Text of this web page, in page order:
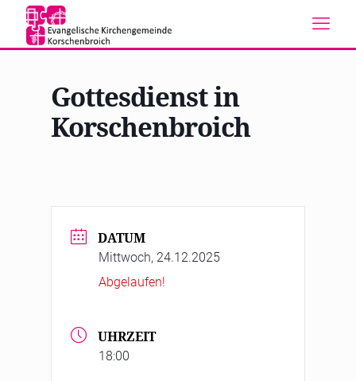
Gottesdienst in
Korschenbroich
DATUM
Mittwoch, 24.12.2025
Abgelaufen!
UHRZEIT
18:00